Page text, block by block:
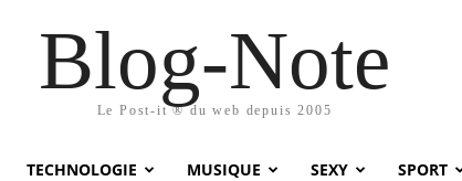
Blog-Note
Le Post-it ® du web depuis 2005
TECHNOLOGIE MUSIQUE SEXY SPORT